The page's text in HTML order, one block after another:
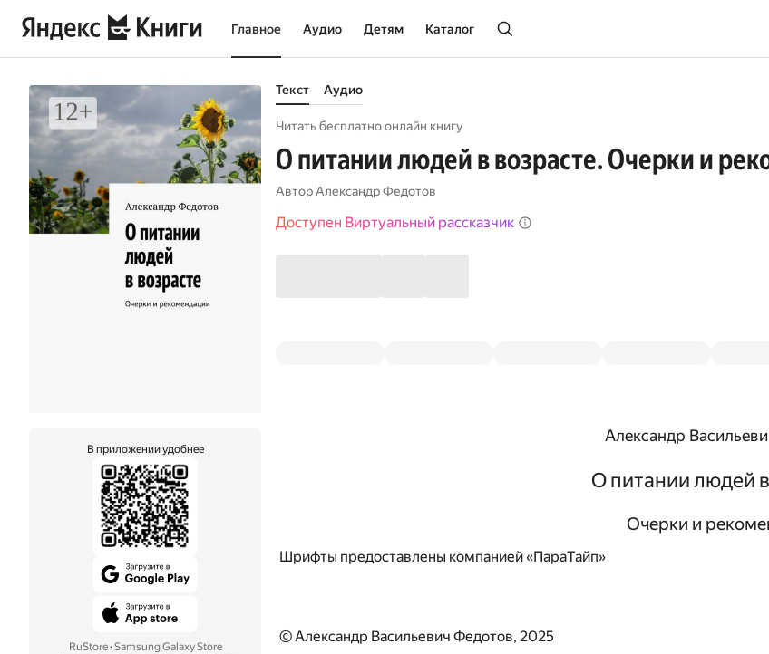
Главное Аудио Детям Каталог
В приложении удобнее
RuStore· Samsung Galaxy Store
Текст Аудио
Читать бесплатно онлайн книгу
О питании людей в возрасте. Очерки и
АвторАлександр Федотов
Доступен Виртуальный рассказчик
Александр
О питании людей
Очерки и
Шрифты предоставлены компанией «ПараТайп»
© Александр Васильевич Федотов, 2025